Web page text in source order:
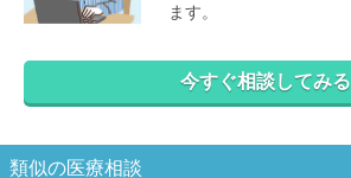
ます。
今すぐ相談してみる
類似の医療相談